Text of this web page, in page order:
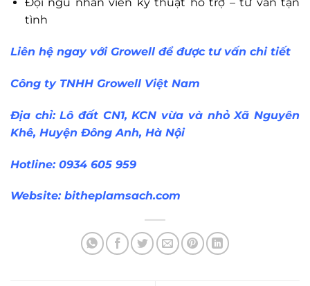
Đội ngũ nhân viên kỹ thuật hỗ trợ – tư vấn tận
tình
Liên hệ ngay với Growell để được tư vấn chi tiết
Công ty TNHH Growell Việt Nam
Địa chỉ: Lô đất CN1, KCN vừa và nhỏ Xã Nguyên
Khê, Huyện Đông Anh, Hà Nội
Hotline: 0934 605 959
Website: bitheplamsach.com